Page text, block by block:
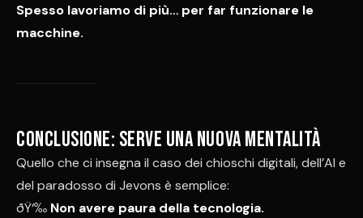
Spesso lavoriamo di più… per far funzionare le
macchine.
Conclusione: serve una nuova mentalità
Quello che ci insegna il caso dei chioschi digitali, dell’AI e
del paradosso di Jevons è semplice:
ðŸ‘‰ Non avere paura della tecnologia.